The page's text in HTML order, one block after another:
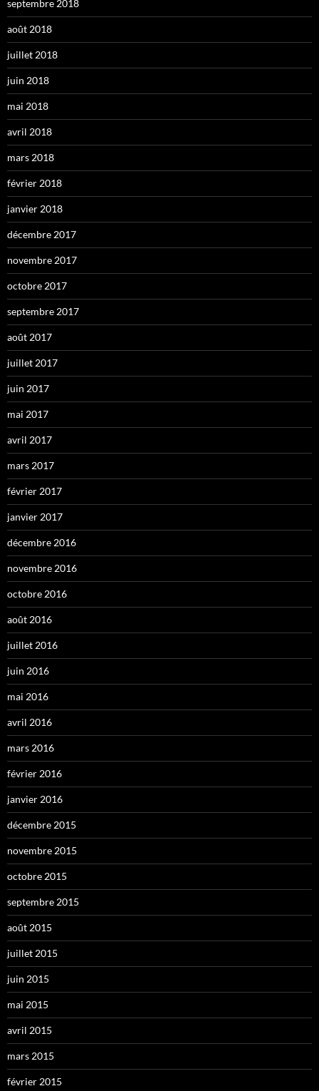
septembre 2018
août 2018
juillet 2018
juin 2018
mai 2018
avril 2018
mars 2018
février 2018
janvier 2018
décembre 2017
novembre 2017
octobre 2017
septembre 2017
août 2017
juillet 2017
juin 2017
mai 2017
avril 2017
mars 2017
février 2017
janvier 2017
décembre 2016
novembre 2016
octobre 2016
août 2016
juillet 2016
juin 2016
mai 2016
avril 2016
mars 2016
février 2016
janvier 2016
décembre 2015
novembre 2015
octobre 2015
septembre 2015
août 2015
juillet 2015
juin 2015
mai 2015
avril 2015
mars 2015
février 2015